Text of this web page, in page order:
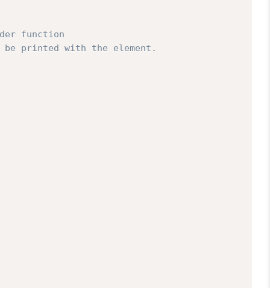
function
be printed with the element.